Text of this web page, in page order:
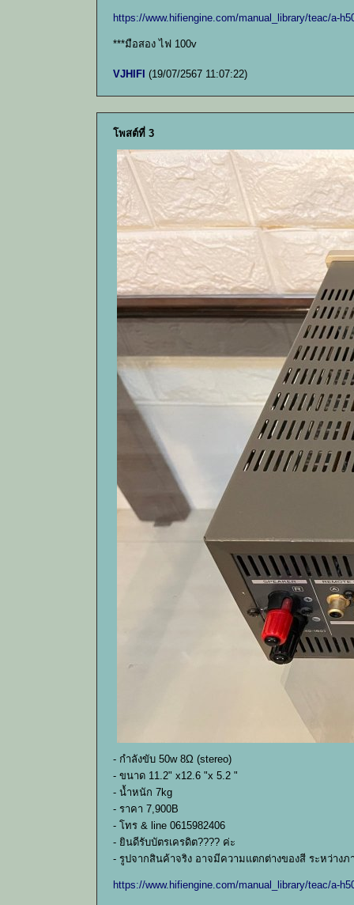
https://www.hifiengine.com/manual_library/teac/a-
***มือสอง ไฟ 100v
VJHIFI (19/07/2567 11:07:22)
โพสต์ที่ 3
- กำลังขับ 50w 8Ω (stereo)
- ขนาด 11.2" x12.6 "x 5.2 "
- น้ำหนัก 7kg
- ราคา 7,900B
- โทร & line 0615982406
- ยินดีรับบัตรเครดิต???? ค่ะ
- รูปจากสินค้าจริง อาจมีความแตกต่างของสี ระหว่าง
https://www.hifiengine.com/manual_library/teac/a-